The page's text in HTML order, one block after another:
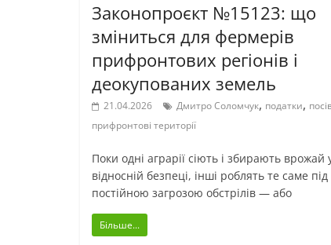
Законопроєкт №15123: що
зміниться для фермерів
прифронтових регіонів і
деокупованих земель
21.04.2026 Дмитро Соломчук, податки,
прифронтові території
Поки одні аграрії сіють і збирають врожай
відносній безпеці, інші роблять те саме під
постійною загрозою обстрілів — або
Більше...